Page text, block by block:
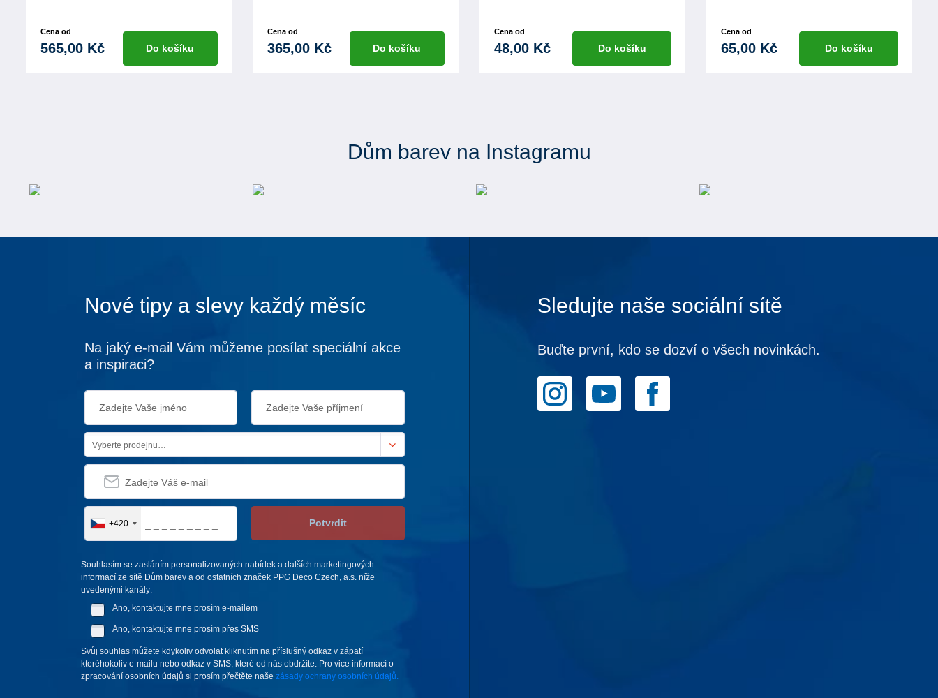
Cena od
565,00 Kč Do košíku
Cena od
365,00 Kč Do košíku
Cena od
48,00 Kč Do košíku
Cena od
65,00 Kč Do košíku
Dům barev na Instagramu
Nové tipy a slevy každý měsíc
Na jaký e-mail Vám můžeme posílat speciální akce
a inspiraci?
Vyberte prodejnu…
+420 Potvrdit
Souhlasím se zasláním personalizovaných nabídek a dalších marketingových
informací ze sítě Dům barev a od ostatních značek PPG Deco Czech, a.s. níže
uvedenými kanály:
Ano, kontaktujte mne prosím e-mailem
Ano, kontaktujte mne prosím přes SMS
Svůj souhlas můžete kdykoliv odvolat kliknutím na příslušný odkaz v zápatí
kteréhokoliv e-mailu nebo odkaz v SMS, které od nás obdržíte. Pro vice informací o
zpracování osobních údajů si prosím přečtěte naše zásady ochrany osobních údajů.
Sledujte naše sociální sítě
Buďte první, kdo se dozví o všech novinkách.